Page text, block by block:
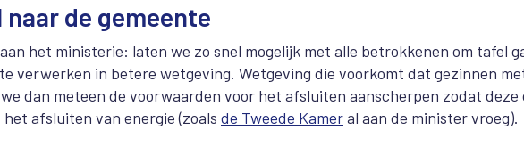
naar de gemeente
het ministerie: laten we zo snel mogelijk met alle betrokkenen om tafel
verwerken in betere wetgeving. Wetgeving die voorkomt dat gezinnen
dan meteen de voorwaarden voor het afsluiten aanscherpen zodat deze
afsluiten van energie (zoals de Tweede Kameral aan de minister vroeg).